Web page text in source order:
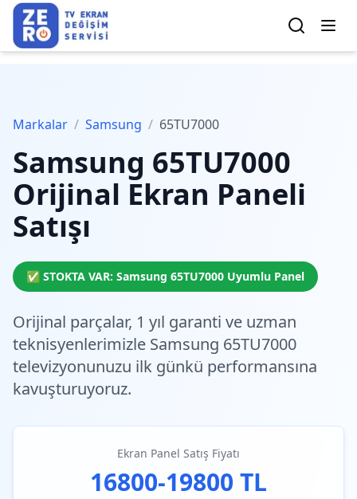
Markalar / Samsung / 65TU7000
Samsung 65TU7000
Orijinal Ekran Paneli
Satışı
✅ STOKTA VAR: Samsung 65TU7000 Uyumlu Panel
Orijinal parçalar, 1 yıl garanti ve uzman
teknisyenlerimizle Samsung 65TU7000
televizyonunuzu ilk günkü performansına
kavuşturuyoruz.
Ekran Panel Satış Fiyatı
16800-19800 TL